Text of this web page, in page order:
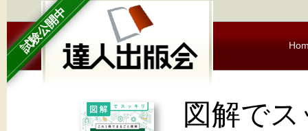
試験公開中
図解で